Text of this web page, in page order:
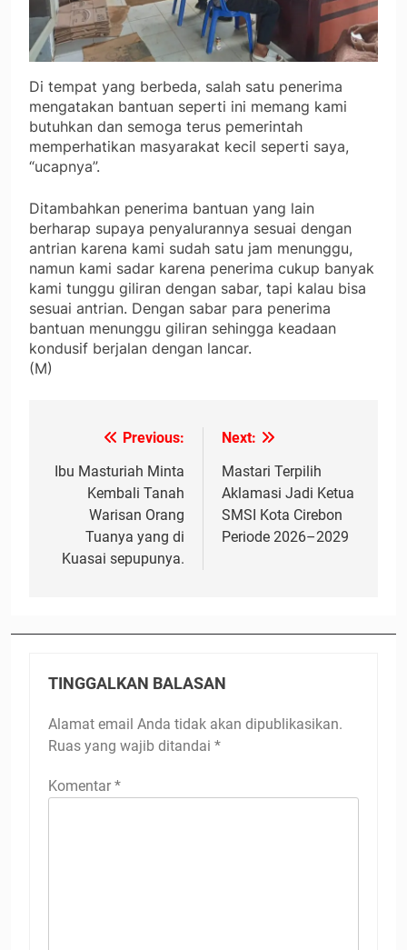
Di tempat yang berbeda, salah satu penerima
mengatakan bantuan seperti ini memang kami
butuhkan dan semoga terus pemerintah
memperhatikan masyarakat kecil seperti saya,
“ucapnya”.
Ditambahkan penerima bantuan yang lain
berharap supaya penyalurannya sesuai dengan
antrian karena kami sudah satu jam menunggu,
namun kami sadar karena penerima cukup banyak
kami tunggu giliran dengan sabar, tapi kalau bisa
sesuai antrian. Dengan sabar para penerima
bantuan menunggu giliran sehingga keadaan
kondusif berjalan dengan lancar.
(M)
Navigasi
pos
Previous:
Ibu Masturiah Minta
Kembali Tanah
Warisan Orang
Tuanya yang di
Kuasai sepupunya.
Next:
Mastari Terpilih
Aklamasi Jadi Ketua
SMSI Kota Cirebon
Periode 2026–2029
TINGGALKAN BALASAN
Alamat email Anda tidak akan dipublikasikan.
Ruas yang wajib ditandai *
Komentar *